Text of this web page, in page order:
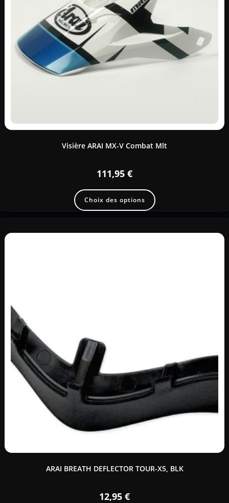
Visière ARAI MX-V Combat Mlt
111,95 €
Choix des options
ARAI BREATH DEFLECTOR TOUR-X5, BLK
12,95 €